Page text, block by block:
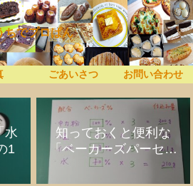
ちでプロぱん
ごあいさつ お問い合わせ
水
1
知っておくと便利な
「ベーカーズパーセン
ト」の話